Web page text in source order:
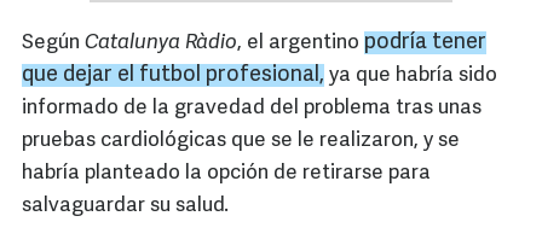
Según Catalunya Ràdio, el argentino podría tener
que dejar el futbol profesional, ya que habría sido
informado de la gravedad del problema tras unas
pruebas cardiológicas que se le realizaron, y se
habría planteado la opción de retirarse para
salvaguardar su salud.